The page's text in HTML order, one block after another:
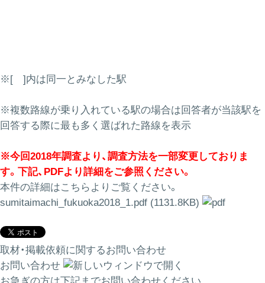
※[ ]内は同一とみなした駅
※複数路線が乗り入れている駅の場合は回答者が当該駅を
回答する際に最も多く選ばれた路線を表示
※今回2018年調査より、調査方法を一部変更しておりま
す。下記、PDFより詳細をご参照ください。
本件の詳細はこちらよりご覧ください。
sumitaimachi_fukuoka2018_1.pdf (1131.8KB)
取材・掲載依頼に関するお問い合わせ
お問い合わせ